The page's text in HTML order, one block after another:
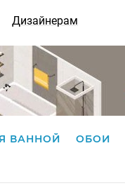
Дизайнерам
ВАННОЙ ОБОИ